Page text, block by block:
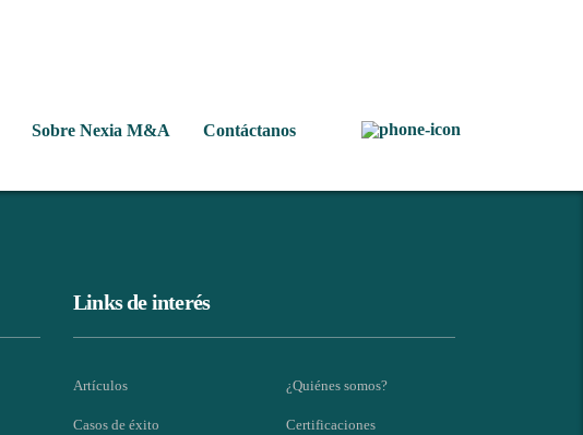
Sobre Nexia M&A Contáctanos
Links de interés
Artículos ¿Quiénes somos?
Casos de éxito Certificaciones